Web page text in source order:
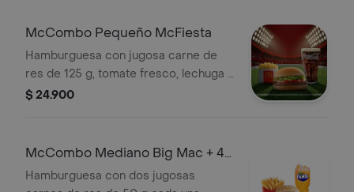
McCombo Pequeño McFiesta
Hamburguesa con jugosa carne de
res de 125 g, tomate fresco, lechuga y
salsa de tomate, en pan suave sin
elección.
$ 24.900
McCombo Mediano Big Mac + 4
Nuggets
Hamburguesa con dos jugosas